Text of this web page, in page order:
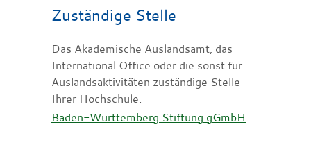
Zuständige Stelle
Das Akademische Auslandsamt, das
International Office oder die sonst für
Auslandsaktivitäten zuständige Stelle
Ihrer Hochschule.
Baden-Württemberg Stiftung gGmbH